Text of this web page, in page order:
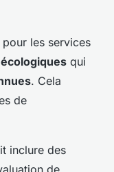
les services
qui
. Cela
de
inclure des
de